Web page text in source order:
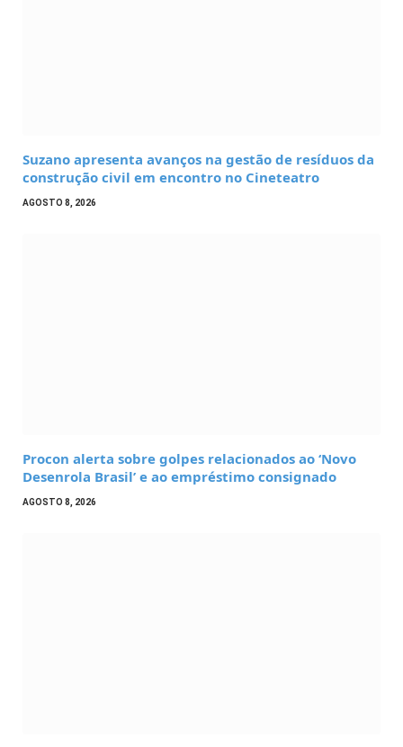
Suzano apresenta avanços na gestão de resíduos da
construção civil em encontro no Cineteatro
AGOSTO 8, 2026
Procon alerta sobre golpes relacionados ao ‘Novo
Desenrola Brasil’ e ao empréstimo consignado
AGOSTO 8, 2026